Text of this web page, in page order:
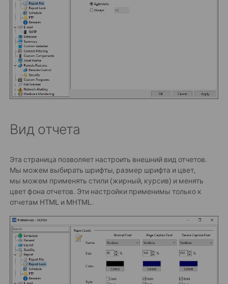
Вид отчета
Эта страница позволяет настроить внешний вид отчетов.
Мы можем выбирать шрифты, размер шрифта и цвет,
мы можем применять стили (жирный, курсив) и менять
цвет фона отчетов. Эти настройки применимы только к
отчетам HTML и MHTML.